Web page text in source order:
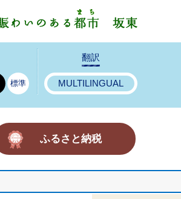
標準
翻訳
MULTILINGUAL
ふるさと納税